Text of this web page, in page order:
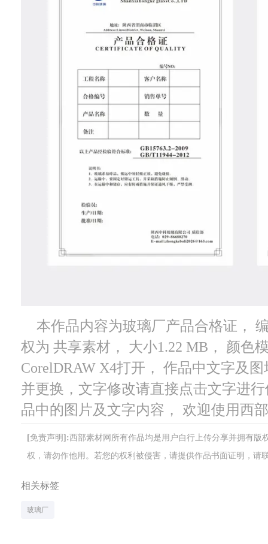
本作品内容为玻璃厂产品合格证，
权为 共享素材， 大小1.22 MB， 颜色
CorelDRAW X4打开， 作品中文字及
并更换，文字修改请直接点击文字进
品中的图片及文字内容， 欢迎使用西
[免责声明]:西部素材网所有作品均是用户自行上传分享并拥有
权，请勿作他用。若您的权利被侵害，请提供作品书面证明，请
相关标签
玻璃厂